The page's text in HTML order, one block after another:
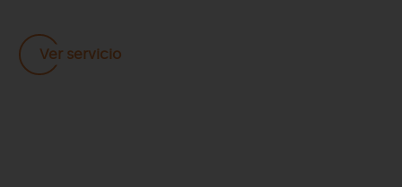
Ver servicio